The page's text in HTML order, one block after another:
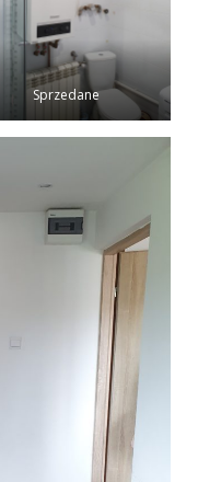
Sprzedane